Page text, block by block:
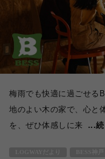
梅雨でも快適に過ごせる
地のよい木の家で、心と
を、ぜひ体感しに来
...